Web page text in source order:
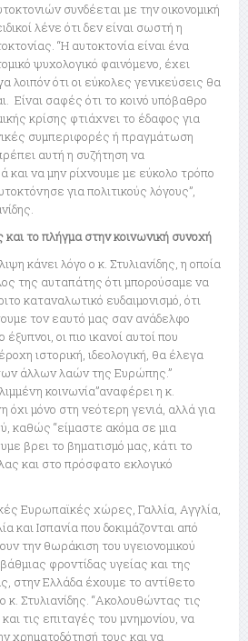
συνδέεται με την οικονομική
λένε ότι δεν είναι σωστή η
“Η αυτοκτονία είναι ένα
ψυχολογικό φαινόμενο, έχει
λοιπόν ότι οι εύκολες γενικεύσεις θα
Είναι σαφές ότι το κοινό υπόβαθρο
κρίσης φτιάχνει το έδαφος για
συμπεριφορές ή πραγμάτωση
αυτή η συζήτηση να
και να μην ρίχνουμε με εύκολο τρόπο
για πολιτικούς λόγους”,
το πλήγμα στην κοινωνική συνοχή
κάνει λόγο ο κ. Στυλιανίδης, η οποία
της αυταπάτης ότι μπορούσαμε να
καταναλωτικό ευδαιμονισμό, ότι
τον εαυτό μας σαν ανάδελφο
οι πιο ικανοί αυτοί που
ιστορική, ιδεολογική, θα έλεγα
άλλων λαών της Ευρώπης.”
κοινωνία”αναφέρει η κ.
όχι μόνο στη νεότερη γενιά, αλλά για
καθώς “είμαστε ακόμα σε μια
βρει το βηματισμό μας, κάτι το
και στο πρόσφατο εκλογικό
Ευρωπαϊκές χώρες, Γαλλία, Αγγλία,
και Ισπανία που δοκιμάζονται από
την θωράκιση του υγειονομικού
φροντίδας υγείας και της
στην Ελλάδα έχουμε το αντίθετο
κ. Στυλιανίδης. “Ακολουθώντας τις
τις επιταγές του μνημονίου, να
χρηματοδότησή τους και να